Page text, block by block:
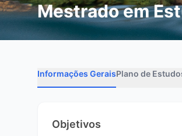
Mestrado em
Informações GeraisPlano de
Objetivos